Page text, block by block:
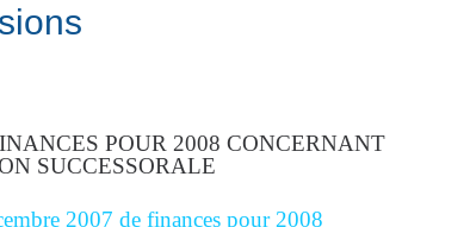
POUR 2008 CONCERNANT
SUCCESSORALE
2007 de finances pour 2008